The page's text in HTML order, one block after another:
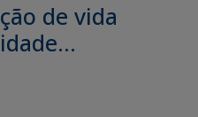
de vida